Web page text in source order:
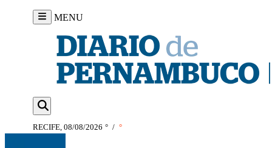
MENU
RECIFE, 08/08/2026 ° / °